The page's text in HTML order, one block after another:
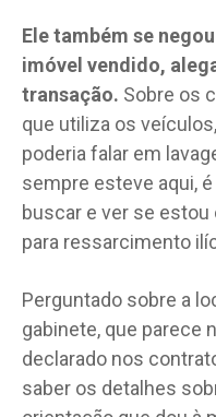
Ele também se
imóvel vendido,
transação. Sobre os
que utiliza os
poderia falar em
sempre esteve aqui,
buscar e ver se
para ressarcimento
Perguntado sobre a
gabinete, que parece
declarado nos
saber os detalhes